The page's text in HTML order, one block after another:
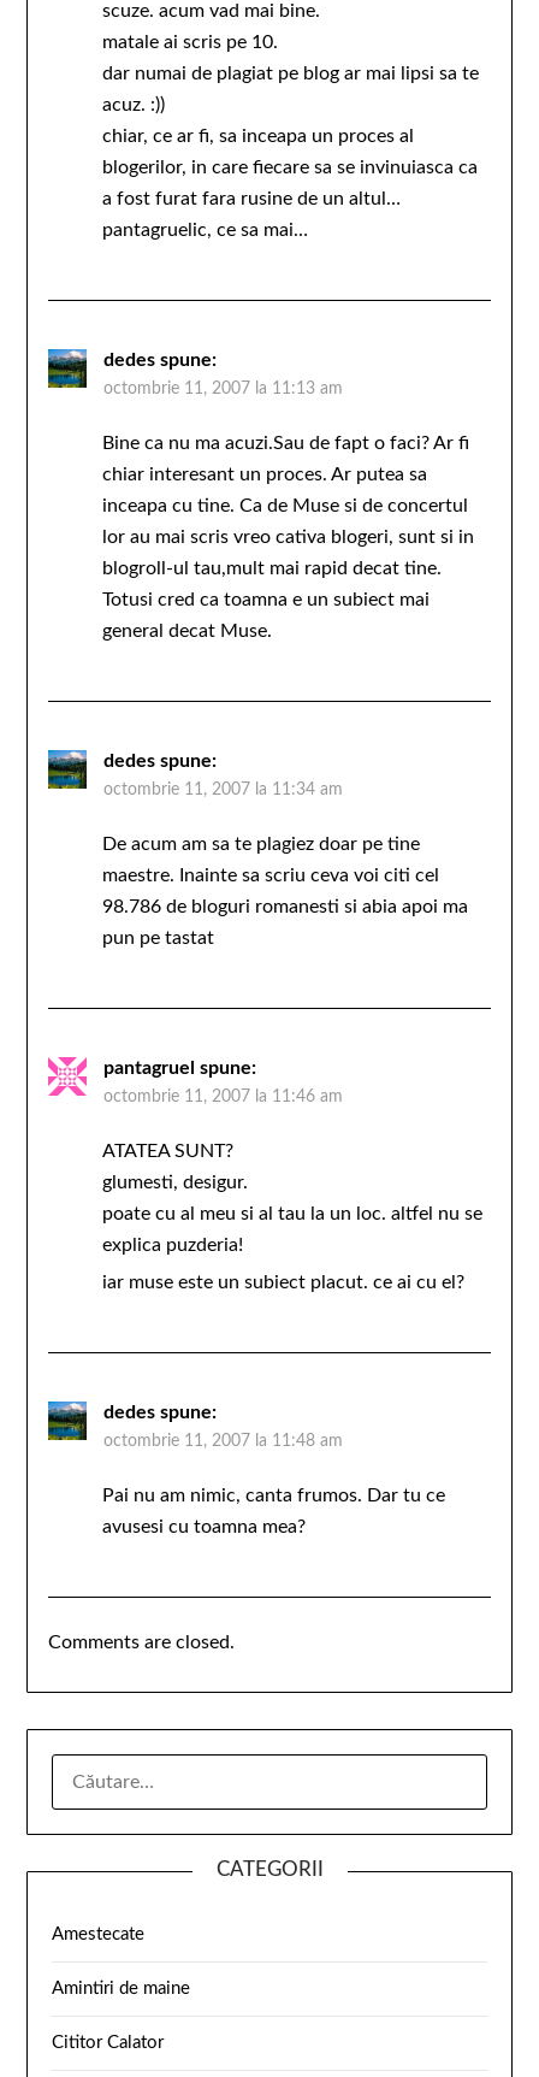
scuze. acum vad mai bine.
matale ai scris pe 10.
dar numai de plagiat pe blog ar mai lipsi sa te
acuz. :))
chiar, ce ar fi, sa inceapa un proces al
blogerilor, in care fiecare sa se invinuiasca ca
a fost furat fara rusine de un altul…
pantagruelic, ce sa mai…
dedes spune:
octombrie 11, 2007 la 11:13 am
Bine ca nu ma acuzi.Sau de fapt o faci? Ar fi
chiar interesant un proces. Ar putea sa
inceapa cu tine. Ca de Muse si de concertul
lor au mai scris vreo cativa blogeri, sunt si in
blogroll-ul tau,mult mai rapid decat tine.
Totusi cred ca toamna e un subiect mai
general decat Muse.
dedes spune:
octombrie 11, 2007 la 11:34 am
De acum am sa te plagiez doar pe tine
maestre. Inainte sa scriu ceva voi citi cel
98.786 de bloguri romanesti si abia apoi ma
pun pe tastat
pantagruel spune:
octombrie 11, 2007 la 11:46 am
ATATEA SUNT?
glumesti, desigur.
poate cu al meu si al tau la un loc. altfel nu se
explica puzderia!
iar muse este un subiect placut. ce ai cu el?
dedes spune:
octombrie 11, 2007 la 11:48 am
Pai nu am nimic, canta frumos. Dar tu ce
avusesi cu toamna mea?
Comments are closed.
CATEGORII
Amestecate
Amintiri de maine
Cititor Calator